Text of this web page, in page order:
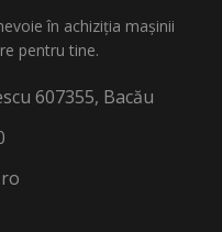
în achiziția mașinii
pentru tine.
607355, Bacău